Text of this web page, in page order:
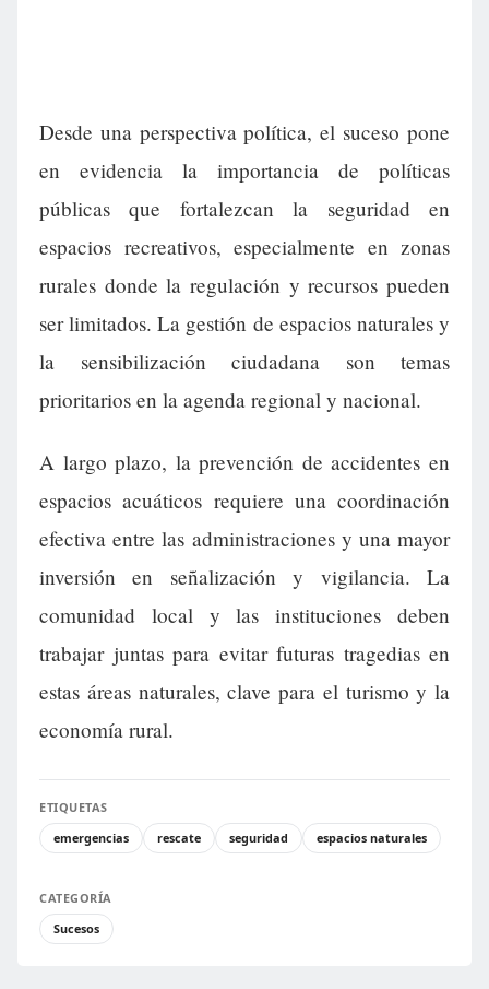
Desde una perspectiva política, el suceso pone
en evidencia la importancia de políticas
públicas que fortalezcan la seguridad en
espacios recreativos, especialmente en zonas
rurales donde la regulación y recursos pueden
ser limitados. La gestión de espacios naturales y
la sensibilización ciudadana son temas
prioritarios en la agenda regional y nacional.
A largo plazo, la prevención de accidentes en
espacios acuáticos requiere una coordinación
efectiva entre las administraciones y una mayor
inversión en señalización y vigilancia. La
comunidad local y las instituciones deben
trabajar juntas para evitar futuras tragedias en
estas áreas naturales, clave para el turismo y la
economía rural.
ETIQUETAS
emergencias
rescate seguridad espacios naturales
CATEGORÍA
Sucesos